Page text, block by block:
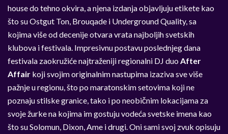
house do tehno okvira, a njena izdanja objavljuju etikete kao
što su Ostgut Ton, Brouqade i Underground Quality, sa
kojima više od decenije otvara vrata najboljih svetskih
klubova i festivala. Impresivnu postavu poslednjeg dana
festivala zaokružiće najtraženiji regionalni DJ duo After
Affair koji svojim originalnim nastupima izaziva sve više
pažnje u regionu, što po maratonskim setovima koji ne
poznaju stilske granice, tako i po neobičnim lokacijama za
svoje žurke na kojima im gostuju vodeća svetske imena kao
što su Solomun, Dixon, Ame i drugi. Oni sami svoj zvuk opisuju